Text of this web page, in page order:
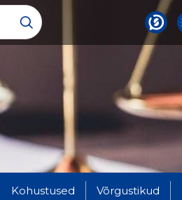
Kohustused Võrgustikud